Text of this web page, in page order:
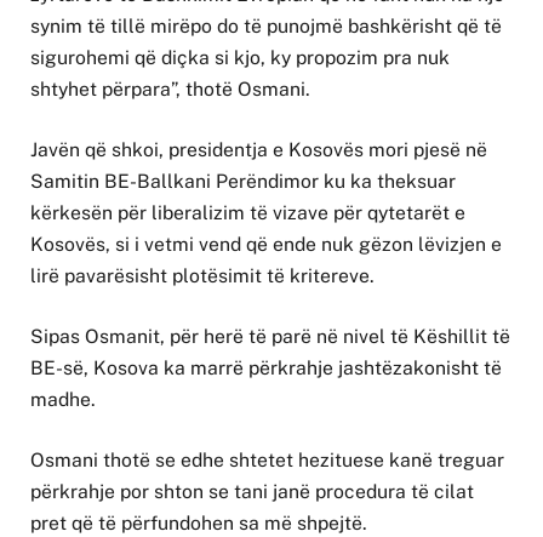
synim të tillë mirëpo do të punojmë bashkërisht që të
sigurohemi që diçka si kjo, ky propozim pra nuk
shtyhet përpara”, thotë Osmani.
Javën që shkoi, presidentja e Kosovës mori pjesë në
Samitin BE-Ballkani Perëndimor ku ka theksuar
kërkesën për liberalizim të vizave për qytetarët e
Kosovës, si i vetmi vend që ende nuk gëzon lëvizjen e
lirë pavarësisht plotësimit të kritereve.
Sipas Osmanit, për herë të parë në nivel të Këshillit të
BE-së, Kosova ka marrë përkrahje jashtëzakonisht të
madhe.
Osmani thotë se edhe shtetet hezituese kanë treguar
përkrahje por shton se tani janë procedura të cilat
pret që të përfundohen sa më shpejtë.